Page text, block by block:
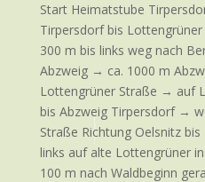
Start Heimatstube
Tirpersdorf bis
300 m bis links weg nach
Abzweig → ca. 1000 m
Lottengrüner Straße → auf
bis Abzweig Tirpersdorf →
Straße Richtung Oelsnitz
links auf alte Lottengrüner
100 m nach Waldbeginn